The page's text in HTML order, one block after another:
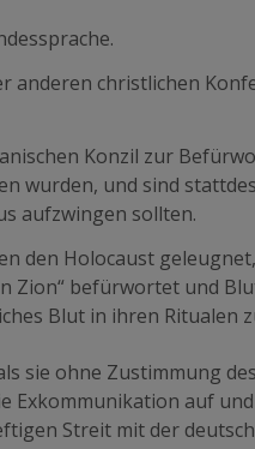
anderen christlichen
Konzil zur
wurden, und sind
aufzwingen sollten.
den Holocaust
Zion“ befürwortet und
Blut in ihren Ritualen
sie ohne Zustimmung
Exkommunikation auf
Streit mit der